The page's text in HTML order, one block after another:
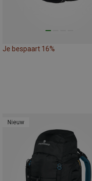
Je bespaart 16%
Nieuw